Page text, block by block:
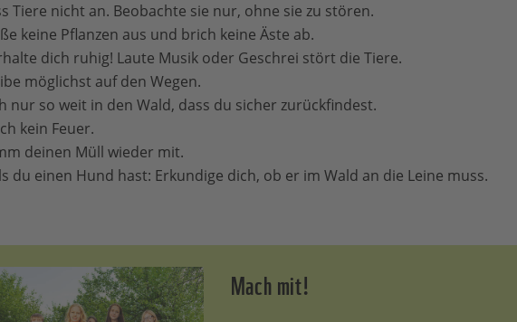
Tiere nicht an. Beobachte sie nur, ohne sie zu stören.
keine Pflanzen aus und brich keine Äste ab.
dich ruhig! Laute Musik oder Geschrei stört die Tiere.
möglichst auf den Wegen.
nur so weit in den Wald, dass du sicher zurückfindest.
kein Feuer.
deinen Müll wieder mit.
du einen Hund hast: Erkundige dich, ob er im Wald an die Leine muss.
Mach mit!